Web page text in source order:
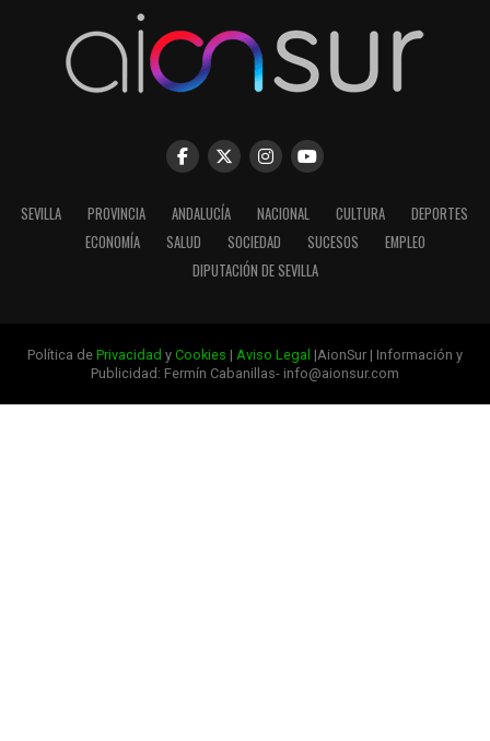
SEVILLA PROVINCIA ANDALUCÍA NACIONAL CULTURA
DEPORTES
ECONOMÍA
SALUD SOCIEDAD SUCESOS
EMPLEO
DIPUTACIÓN DE SEVILLA
Política de Privacidad y Cookies | Aviso Legal |AionSur | Información y
Publicidad: Fermín Cabanillas- info@aionsur.com